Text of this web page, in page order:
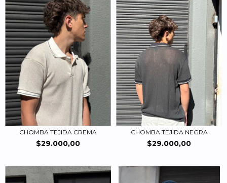
CHOMBA TEJIDA CREMA
$29.000,00
CHOMBA TEJIDA NEGRA
$29.000,00